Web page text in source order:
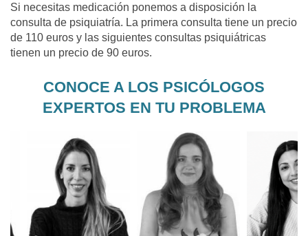
Si necesitas medicación ponemos a disposición la
consulta de psiquiatría. La primera consulta tiene un precio
de 110 euros y las siguientes consultas psiquiátricas
tienen un precio de 90 euros.
CONOCE A LOS PSICÓLOGOS
EXPERTOS EN TU PROBLEMA